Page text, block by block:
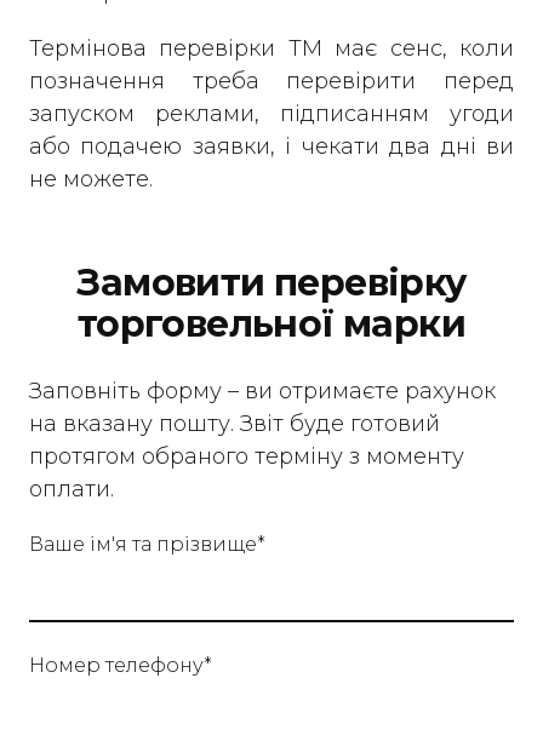
Термінова перевірки ТМ має сенс, коли
позначення треба перевірити перед
запуском реклами, підписанням угоди
або подачею заявки, і чекати два дні ви
не можете.
Замовити перевірку
торговельної марки
Заповніть форму – ви отримаєте рахунок
на вказану пошту. Звіт буде готовий
протягом обраного терміну з моменту
оплати.
Ваше ім'я та прізвище*
Номер телефону*